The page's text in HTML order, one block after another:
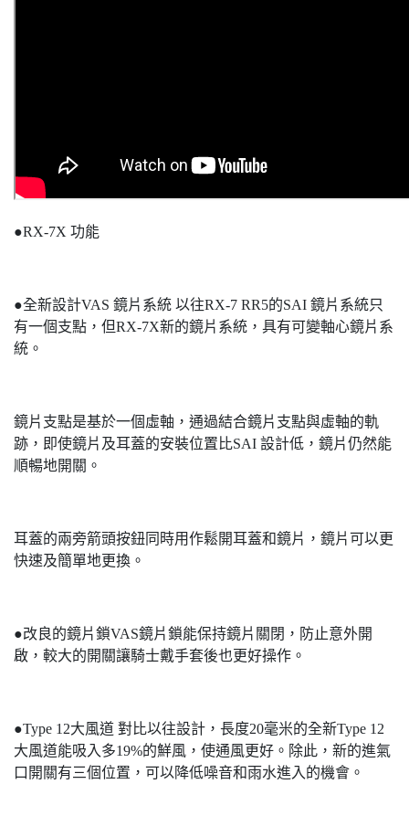
●RX-7X 功能
●全新設計VAS 鏡片系統 以往RX-7 RR5的SAI 鏡片系統只
有一個支點，但RX-7X新的鏡片系統，具有可變軸心鏡片系
統。
鏡片支點是基於一個虛軸，通過結合鏡片支點與虛軸的軌
跡，即使鏡片及耳蓋的安裝位置比SAI 設計低，鏡片仍然能
順暢地開關。
耳蓋的兩旁箭頭按鈕同時用作鬆開耳蓋和鏡片，鏡片可以更
快速及簡單地更換。
●改良的鏡片鎖VAS鏡片鎖能保持鏡片關閉，防止意外開
啟，較大的開關讓騎士戴手套後也更好操作。
●Type 12大風道 對比以往設計，長度20毫米的全新Type 12
大風道能吸入多19%的鮮風，使通風更好。除此，新的進氣
口開關有三個位置，可以降低噪音和雨水進入的機會。